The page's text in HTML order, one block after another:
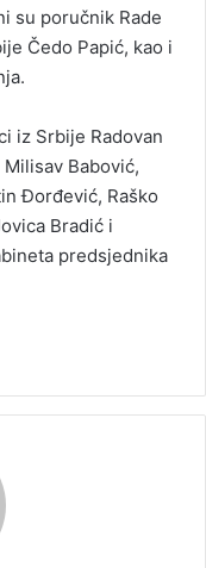
su poručnik Rade
Čedo Papić, kao i
iz Srbije Radovan
Babović,
Đorđević, Raško
Bradić i
predsjednika